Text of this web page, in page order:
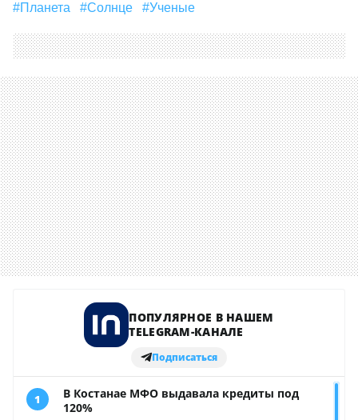
#планета #солнце #ученые